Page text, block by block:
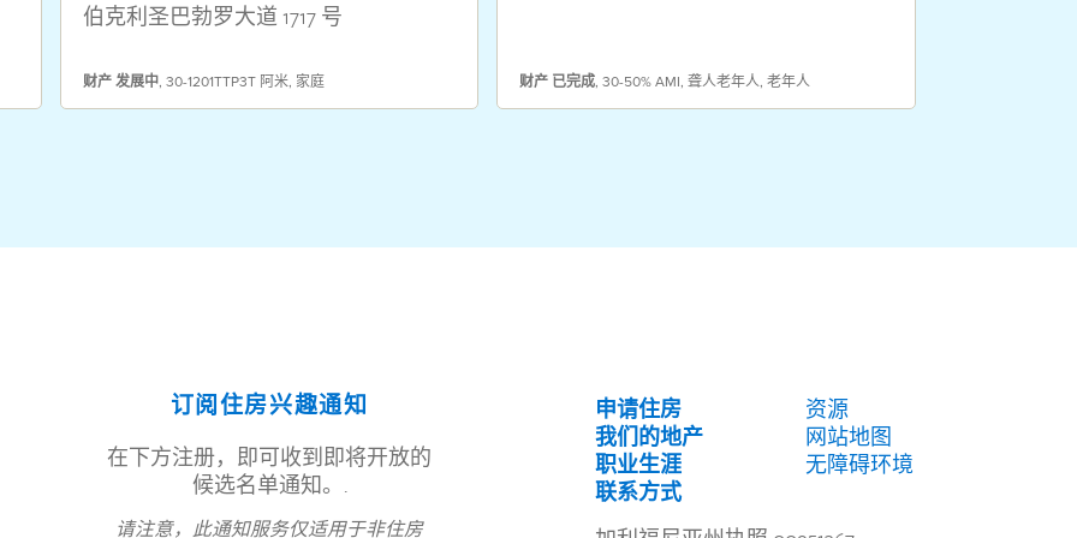
伯克利圣巴勃罗大道 1717 号
财产发展中, 30-1201TTP3T 阿米, 家庭 财产 已完成,30-50% AMI,聋人老年人,老年人
订阅住房兴趣通知
在下方注册，即可收到即将开放的
候选名单通知。.
请注意，此通知服务仅适用于非住房
申请住房
我们的地产
职业生涯
联系方式
资源
网站地图
无障碍环境